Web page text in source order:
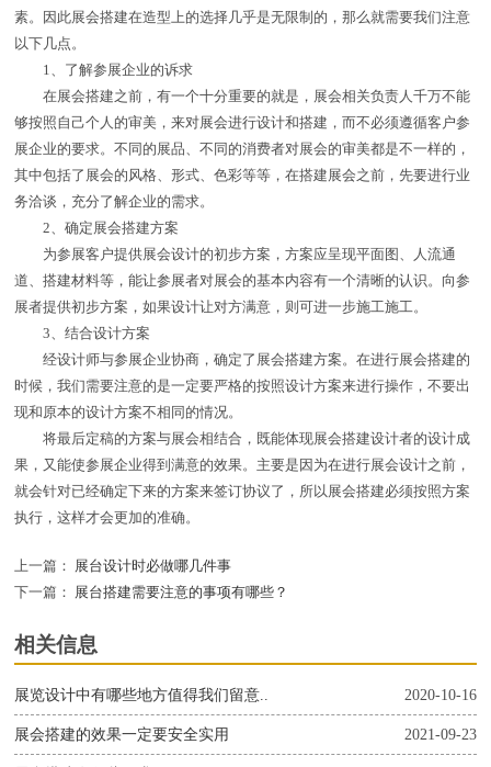
素。因此展会搭建在造型上的选择几乎是无限制的，那么就需要我们注意
以下几点。
1、了解参展企业的诉求
在展会搭建之前，有一个十分重要的就是，展会相关负责人千万不能
够按照自己个人的审美，来对展会进行设计和搭建，而不必须遵循客户参
展企业的要求。不同的展品、不同的消费者对展会的审美都是不一样的，
其中包括了展会的风格、形式、色彩等等，在搭建展会之前，先要进行业
务洽谈，充分了解企业的需求。
2、确定展会搭建方案
为参展客户提供展会设计的初步方案，方案应呈现平面图、人流通
道、搭建材料等，能让参展者对展会的基本内容有一个清晰的认识。向参
展者提供初步方案，如果设计让对方满意，则可进一步施工施工。
3、结合设计方案
经设计师与参展企业协商，确定了展会搭建方案。在进行展会搭建的
时候，我们需要注意的是一定要严格的按照设计方案来进行操作，不要出
现和原本的设计方案不相同的情况。
将最后定稿的方案与展会相结合，既能体现展会搭建设计者的设计成
果，又能使参展企业得到满意的效果。主要是因为在进行展会设计之前，
就会针对已经确定下来的方案来签订协议了，所以展会搭建必须按照方案
执行，这样才会更加的准确。
上一篇：
展台设计时必做哪几件事
下一篇：
展台搭建需要注意的事项有哪些？
相关信息
2020-10-16
展览设计中有哪些地方值得我们留意..
2021-09-23
展会搭建的效果一定要安全实用